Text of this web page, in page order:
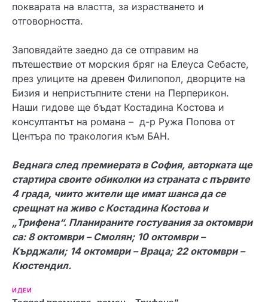
покварата на властта, за израстването и
отговорността.
Заповядайте заедно да се отправим на
пътешествие от морския бряг на Елеуса Себасте,
през улиците на древен Филипопол, дворците на
Бизия и непристъпните стени на Перперикон.
Наши гидове ще бъдат Костадина Kостова и
консултантът на романа – д-р Ружа Попова от
Центъра по тракология към БАН.
Веднага след премиерата в София, авторката ще
стартира своите обиколки из страната с първите
4 града, чиито жители ще имат шанса да се
срещнат на живо с Костадина Костова и
„Трифена“. Планираните гостувания за октомври
са: 8 октомври – Смолян; 10 октомври –
Кърджали; 14 октомври – Враца; 22 октомври –
Кюстендил.
ИДЕИ